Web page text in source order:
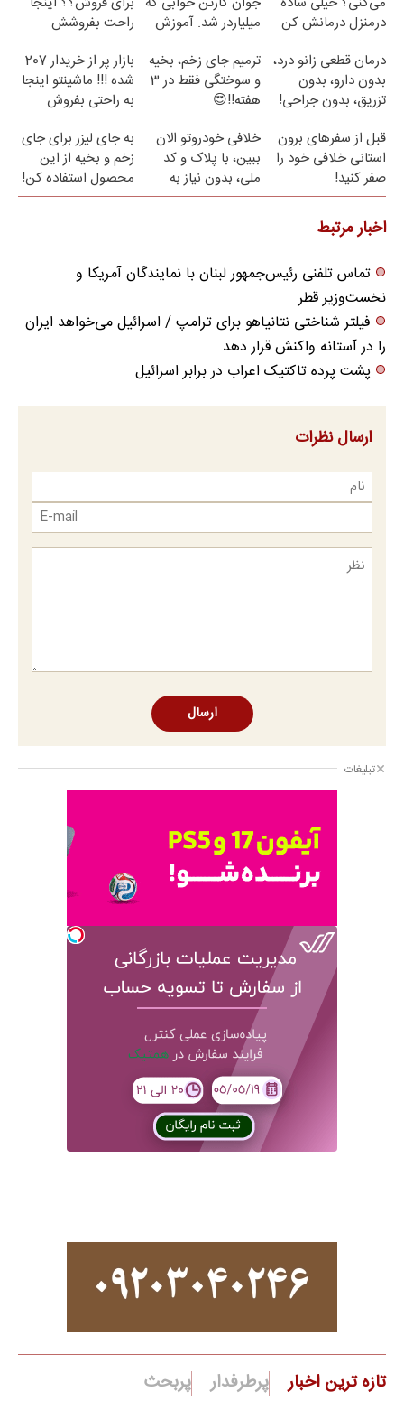
درمنزل درمانش کن
میلیاردر شد. آموزش
راحت بفروشش
درمان قطعی زانو درد،
بدون دارو، بدون
تزریق، بدون جراحی!
ترمیم جای زخم، بخیه
و سوختگی فقط در 3
هفته!!😍
بازار پر از خریدار 207
شده !!! ماشینتو اینجا
به راحتی بفروش
قبل از سفرهای برون
استانی خلافی خود را
صفر کنید!
خلافی خودروتو الان
ببین، با پلاک و کد
ملی، بدون نیاز به
مراجعه حضوری
به جای لیزر برای جای
زخم و بخیه از این
محصول استفاده کن!
اخبار مرتبط
تماس تلفنی رئیس‌جمهور لبنان با نمایندگان آمریکا و
نخست‌وزیر قطر
فیلتر شناختی نتانیاهو برای ترامپ / اسرائیل می‌خواهد ایران
را در آستانه واکنش قرار دهد
پشت پرده تاکتیک اعراب در برابر اسرائیل
ارسال نظرات
ارسال
تبلیغات
تازه ترین اخبار پرطرفدار پربحث